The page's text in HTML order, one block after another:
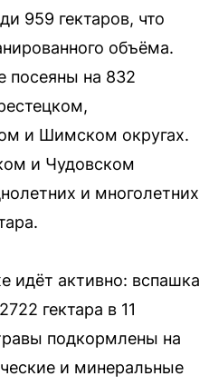
959 гектаров, что
объёма.
посеяны на 832
и Шимском округах.
и Чудовском
и многолетних
идёт активно: вспашка
гектара в 11
подкормлены на
и минеральные